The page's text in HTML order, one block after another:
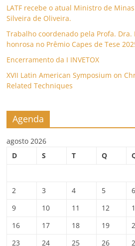
LATF recebe o atual Ministro de
Silveira de Oliveira.
Trabalho coordenado pela Profa.
honrosa no Prêmio Capes de Tese
Encerramento da I INVETOX
XVII Latin American Symposium on
Related Techniques
Agenda
agosto 2026
D
S T Q
2
3 4 5 6
9
10 11 12
16
17 18 19
23
24 25 26